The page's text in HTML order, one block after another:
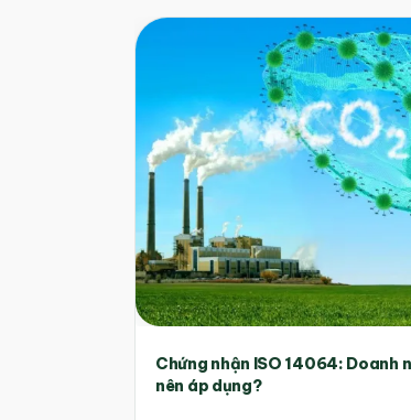
Chứng nhận ISO 14064: Doanh
nên áp dụng?